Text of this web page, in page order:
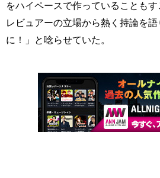
をハイペースで作っていることも
レビュアーの立場から熱く持論を
に！」と唸らせていた。